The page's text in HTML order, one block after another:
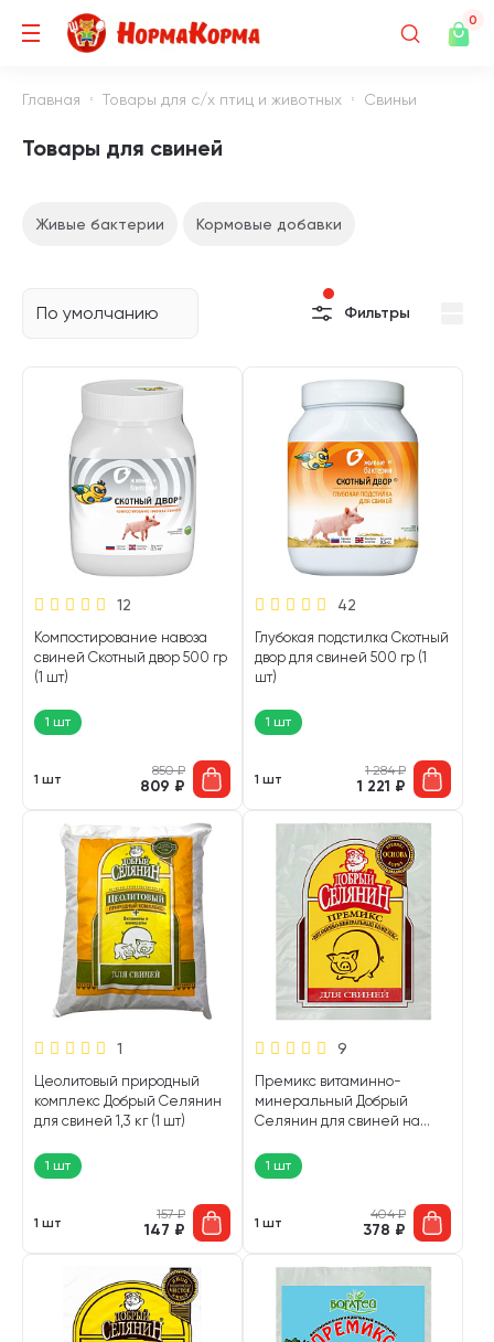
0
Главная Товары для с/х птиц и животных Свиньи
Товары для свиней
Живые бактерии Кормовые добавки
По умолчанию Фильтры
12
Компостирование навоза
свиней Скотный двор 500 гр
(1 шт)
1 шт
1 шт
850₽
809 ₽
42
Глубокая подстилка Скотный
двор для свиней 500 гр (1
шт)
1 шт
1 шт
1 284₽
1 221 ₽
1
Цеолитовый природный
комплекс Добрый Селянин
для свиней 1,3 кг (1 шт)
1 шт
1 шт
157₽
147 ₽
9
Премикс витаминно-
минеральный Добрый
Селянин для свиней на
1 шт
1 шт
404₽
378 ₽